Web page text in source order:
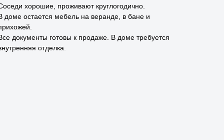
хорошие, проживают круглогодично.
доме остается мебель на веранде, в бане и
документы готовы к продаже. В доме требуется
отделка.